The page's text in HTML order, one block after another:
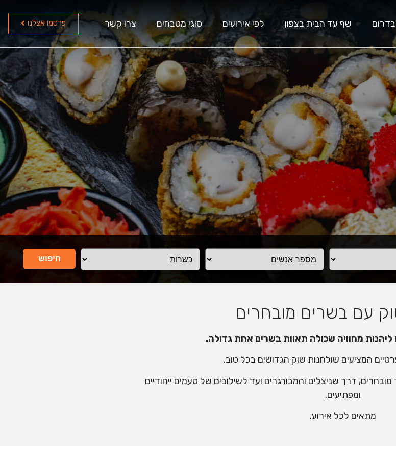
שף עד הבית בצפון לפי אירועים סוגי מטבחים צרו קשר פרסמו אצלנו
חיפוש
עם בשרים מובחרים
מחוויה שכולה תאוות בשרים אחת גדולה.
המציעים שולחנות שוק הגדושים בכל טוב.
דרך שניצלים והמבורגרים ועד לשילובים של טעמים ייחודיים
ומפתיעים.
מתאים לכל אירוע.